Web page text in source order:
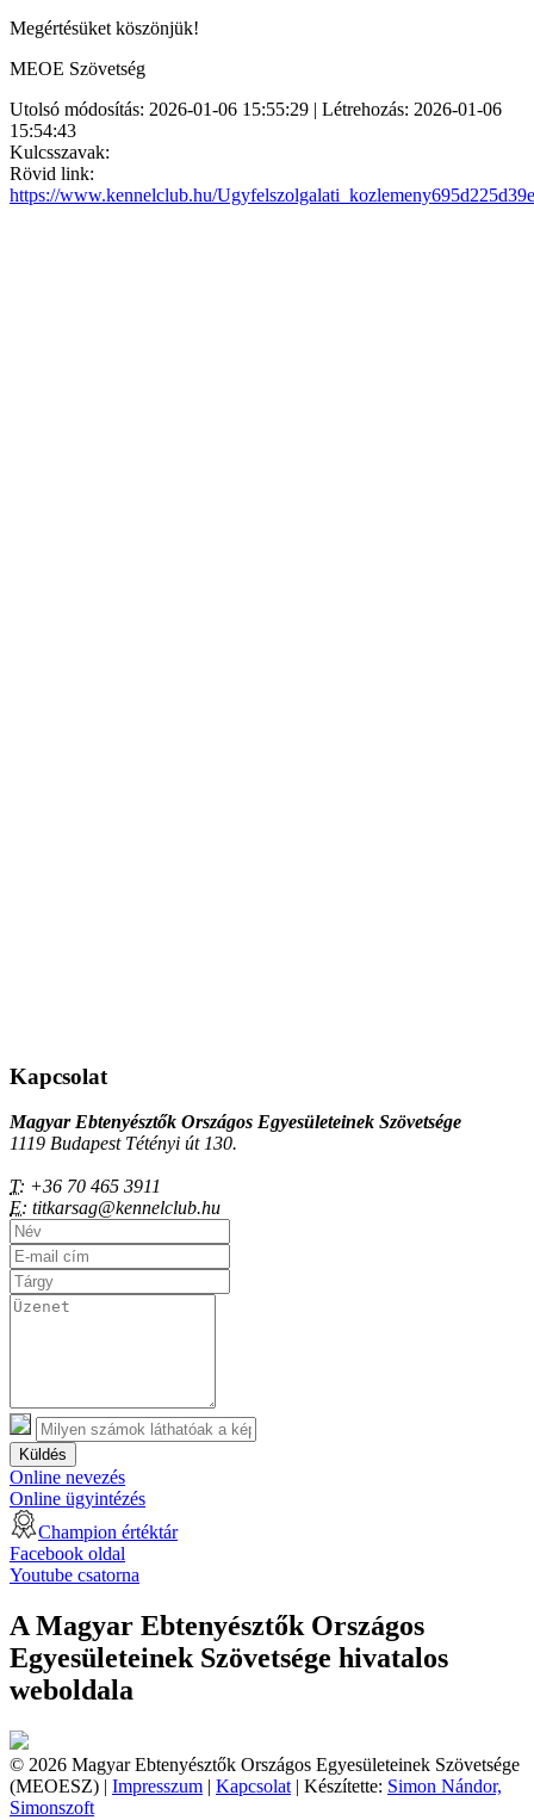
Megértésüket köszönjük!
MEOE Szövetség
Utolsó módosítás: 2026-01-06 15:55:29 | Létrehozás: 2026-01-06
15:54:43
Kulcsszavak:
Rövid link:
https://www.kennelclub.hu/
Kapcsolat
Magyar Ebtenyésztők Országos Egyesületeinek Szövetsége
1119 Budapest Tétényi út 130.
T: +36 70 465 3911
E: titkarsag@kennelclub.hu
Küldés
Online nevezés
Online ügyintézés
Champion értéktár
Facebook oldal
Youtube csatorna
A Magyar Ebtenyésztők Országos
Egyesületeinek Szövetsége hivatalos
weboldala
© 2026 Magyar Ebtenyésztők Országos Egyesületeinek Szövetsége
(MEOESZ) | Impresszum | Kapcsolat | Készítette: Simon Nándor,
Simonszoft